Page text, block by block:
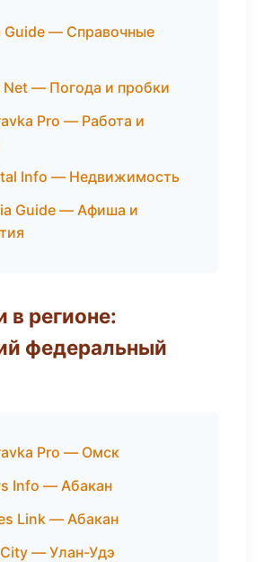
Guide — Справочные
— Погода и пробки
Pro — Работа и
Info — Недвижимость
Guide — Афиша и
в регионе:
федеральный
Pro — Омск
Info — Абакан
Link — Абакан
— Улан-Удэ